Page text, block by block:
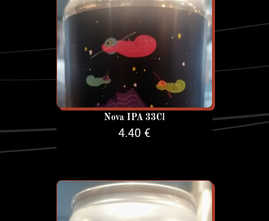
Nova IPA 33Cl
4.40 €